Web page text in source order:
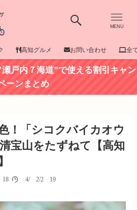
MENU
高知グルメ お問い合わせ 全
瀬戸内７海道”で使える割引キャン
ーンまとめ
！「シコクバイカオウ
宝山をたずねて【高知
04/02/2019